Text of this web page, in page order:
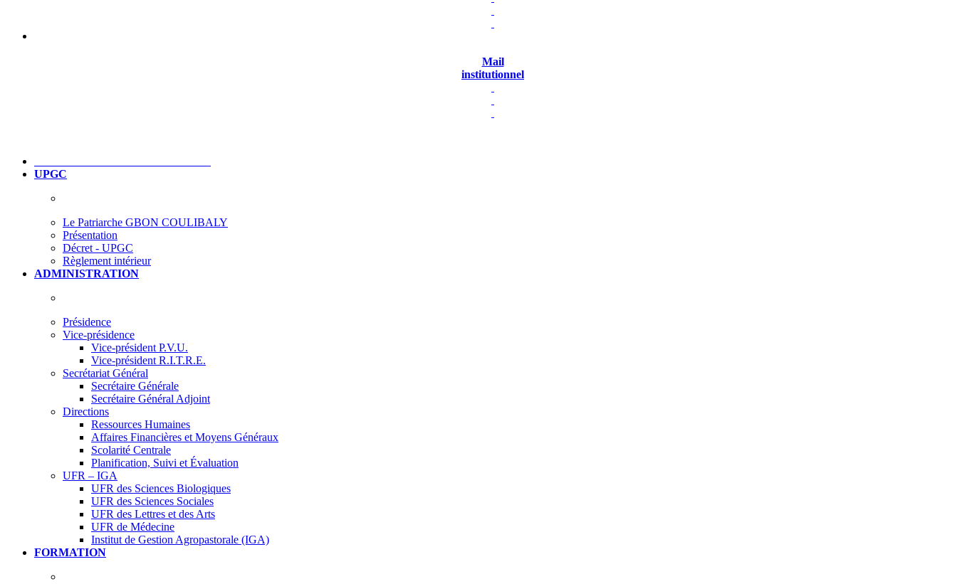
Mail
institutionnel
UPGC
Le Patriarche GBON COULIBALY
Présentation
Décret - UPGC
Règlement intérieur
ADMINISTRATION
Présidence
Vice-présidence
Vice-président P.V.U.
Vice-président R.I.T.R.E.
Secrétariat Général
Secrétaire Générale
Secrétaire Général Adjoint
Directions
Ressources Humaines
Affaires Financières et Moyens Généraux
Scolarité Centrale
Planification, Suivi et Évaluation
UFR – IGA
UFR des Sciences Biologiques
UFR des Sciences Sociales
UFR des Lettres et des Arts
UFR de Médecine
Institut de Gestion Agropastorale (IGA)
FORMATION